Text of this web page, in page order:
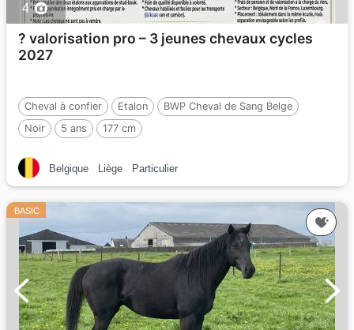
4
? valorisation pro – 3 jeunes chevaux cycles
2027
Cheval à confier Etalon
BWP Cheval de Sang Belge
Noir
5 ans 177 cm
Belgique Liège Particulier
BASIC